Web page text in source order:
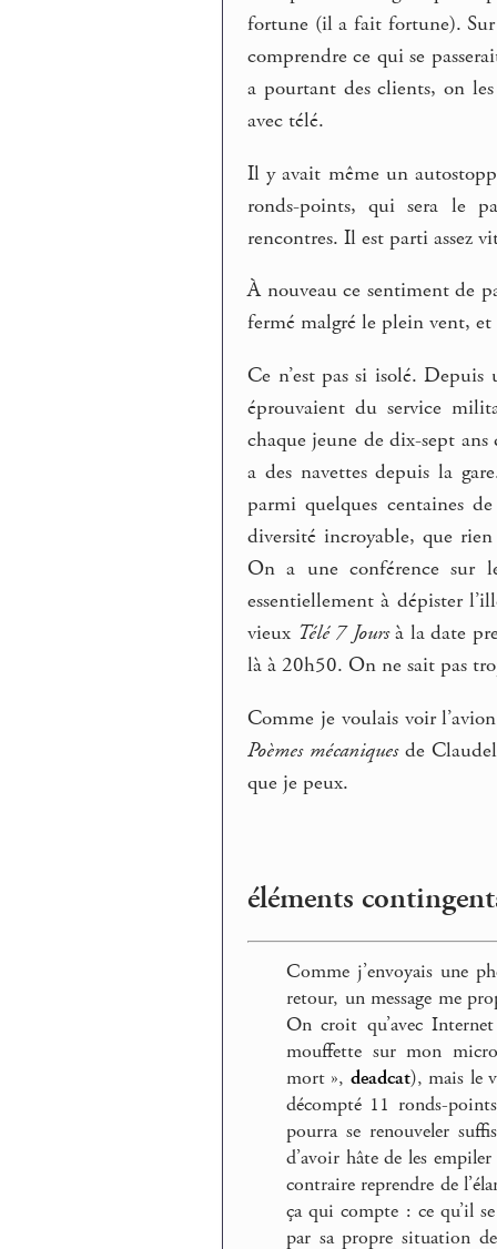
fortune (il a fait fortune). Sur
comprendre ce qui se
a pourtant des clients, on
avec télé.
Il y avait même un
ronds-points, qui sera le
rencontres. Il est parti assez
À nouveau ce sentiment de
fermé malgré le plein vent, et
Ce n’est pas si isolé. Depuis
éprouvaient du service
chaque jeune de dix-sept
a des navettes depuis la
parmi quelques centaines
diversité incroyable, que
On a une conférence sur
essentiellement à dépister
vieux Télé 7 Joursà la date
là à 20h50. On ne sait pas
Comme je voulais voir
Poèmes mécaniquesde Claudel
que je peux.
éléments
Comme j’envoyais une
retour, un message me
On croit qu’avec
mouffette sur mon
mort », deadcat), mais le
décompté 11 ronds-
pourra se renouveler
d’avoir hâte de les
contraire reprendre de
ça qui compte : ce qu’il
par sa propre situation